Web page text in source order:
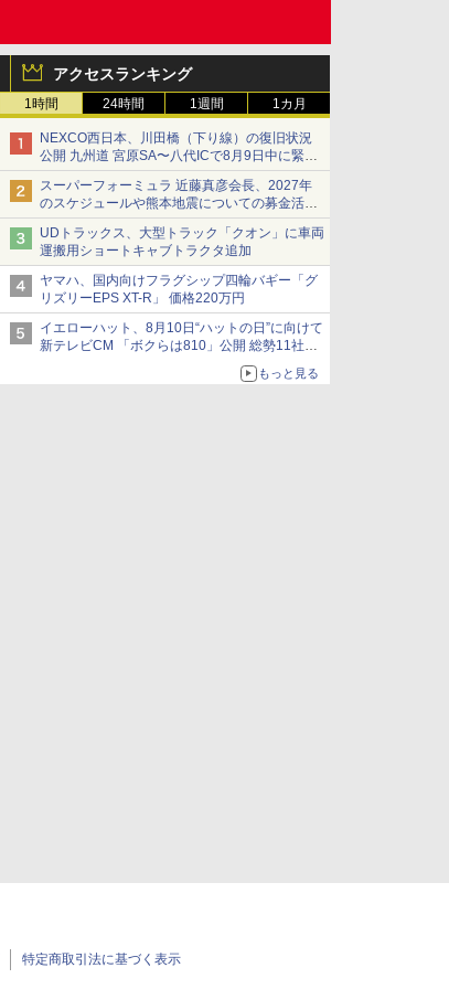
アクセスランキング
1時間 24時間 1週間 1カ月
NEXCO西日本、川田橋（下り線）の復旧状況
公開 九州道 宮原SA〜八代ICで8月9日中に緊急
車両を通行可能に
スーパーフォーミュラ 近藤真彦会長、2027年
のスケジュールや熊本地震についての募金活動
を紹介
UDトラックス、大型トラック「クオン」に車両
運搬用ショートキャブトラクタ追加
ヤマハ、国内向けフラグシップ四輪バギー「グ
リズリーEPS XT-R」 価格220万円
イエローハット、8月10日“ハットの日”に向けて
新テレビCM 「ボクらは810」公開 総勢11社
もっと見る
特定商取引法に基づく表示